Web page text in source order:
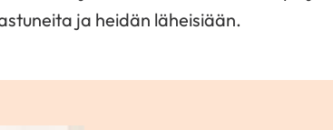
ja heidän läheisiään.